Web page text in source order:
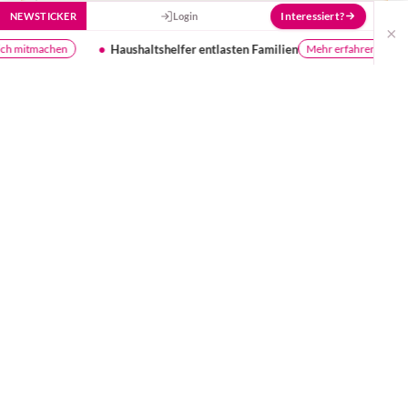
NEWSTICKER
entlasten Familien Mehr erfahren Webinar Beikost
Login Interessiert?
×